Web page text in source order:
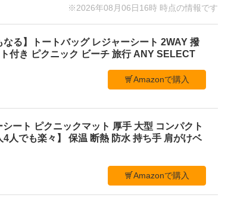
※2026年08月06日16時 時点の情報です
なる】トートバッグ レジャーシート 2WAY 撥
付き ピクニック ビーチ 旅行 ANY SELECT
Amazonで購入
ート ピクニックマット 厚手 大型 コンパクト
4人でも楽々】 保温 断熱 防水 持ち手 肩がけベ
Amazonで購入